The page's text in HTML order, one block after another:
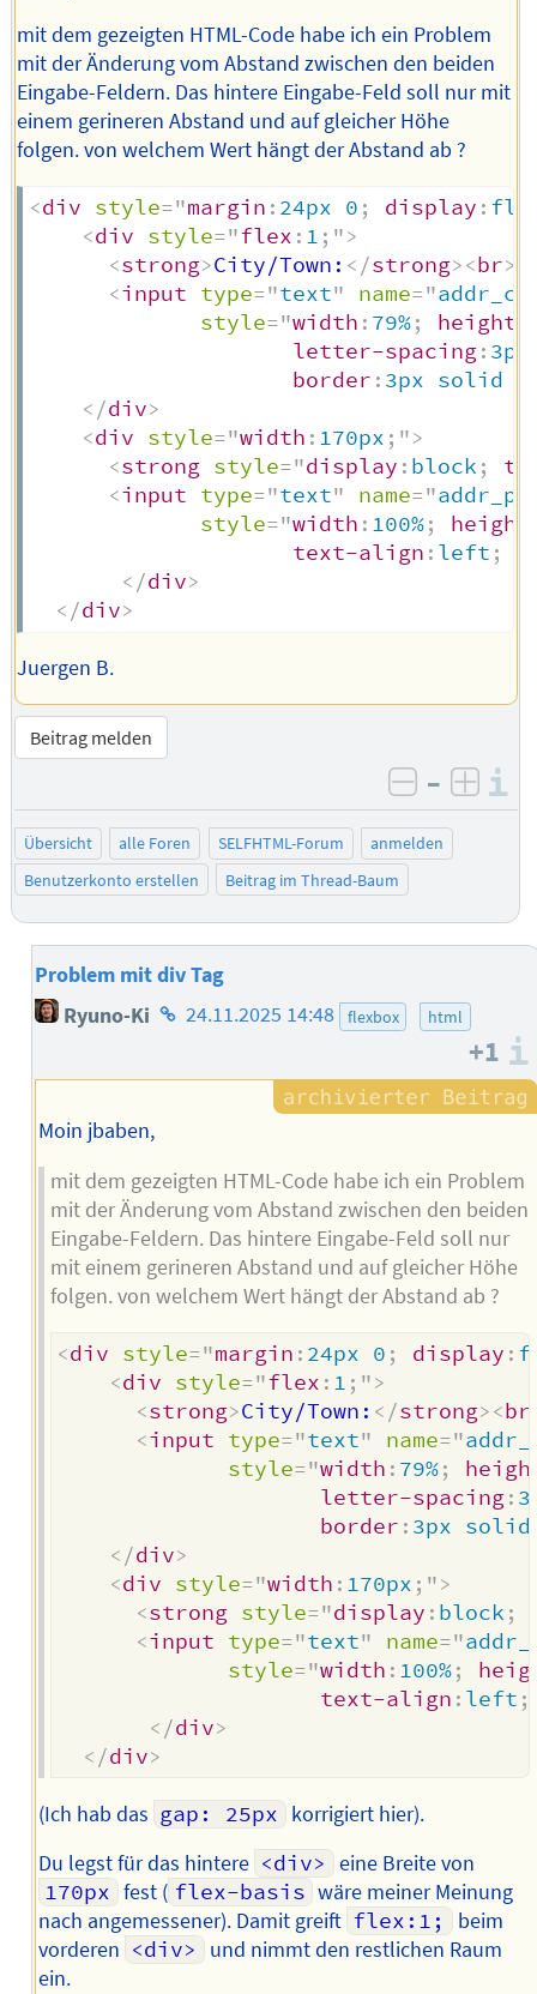
mit dem gezeigten HTML-Code habe ich ein Problem
mit der Änderung vom Abstand zwischen den beiden
Eingabe-Feldern. Das hintere Eingabe-Feld soll nur mit
einem gerineren Abstand und auf gleicher Höhe
folgen. von welchem Wert hängt der Abstand ab ?
<div style="margin : 24px 0 ; display :
<div style="flex : 1 ; ">
<strong>City/Town: </strong><br>
<input type="text" name="
style="width : 79%; height
letter-spacing: 3px
border : 3px solid
</div>
<div style="width : 170px ; ">
<strong style="display : block ;
<input type="text" name="
style="width : 100%; height
text-align : left ;
</div>
</div>
Juergen B.
Beitrag melden
negativ
–
Übersicht alle Foren SELFHTML-Forum
anmelden
Benutzerkonto erstellen
Beitrag im Thread-Baum
Problem mit div Tag
Ryuno-Ki Homepage
Autors
24.11.2025 14:48 flexbox html
+1
Moin jbaben,
mit dem gezeigten HTML-Code habe ich ein Problem
mit der Änderung vom Abstand zwischen den beiden
Eingabe-Feldern. Das hintere Eingabe-Feld soll nur
mit einem gerineren Abstand und auf gleicher Höhe
folgen. von welchem Wert hängt der Abstand ab ?
<div style="margin : 24px 0 ; display :
<div style="flex : 1 ; ">
<strong>City/Town: </strong><br
<input type="text" name="
style="width : 79%;
letter-spacing:
border : 3px solid
</div>
<div style="width : 170px ; ">
<strong style="display : block ;
<input type="text" name="
style="width : 100%;
text-align : left ;
</div>
</div>
(Ich hab das gap: 25px korrigiert hier).
Du legst für das hintere <div> eine Breite von
170px fest ( flex-basis wäre meiner Meinung
nach angemessener). Damit greift flex:1;
beim
vorderen <div>
und nimmt den restlichen Raum
ein.